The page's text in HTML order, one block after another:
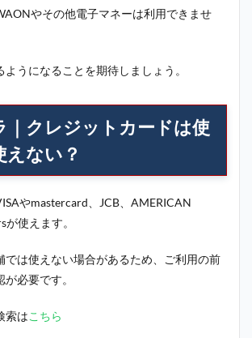
やその他電子マネーは利用できませ
うになることを期待しましょう。
｜クレジットカードは使
えない？
やmastercard、JCB、AMERICAN
が使えます。
では使えない場合があるため、ご利用の前
必要です。
索はこちら